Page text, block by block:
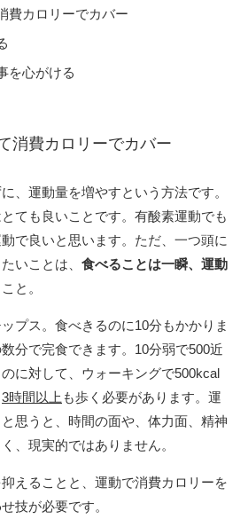
費カロリーでカバー
を心がける
消費カロリーでカバー
、運動量を増やすという方法です。
ても良いことです。有酸素運動でも
で良いと思います。ただ、一つ頭に
いことは、 食べることは一瞬、運動
と。
プス。食べきるのに10分もかかりま
分で完食できます。10分弱で500近
に対して、ウォーキングで500kcal
3時間以上も歩く必要があります。運
思うと、時間の面や、体力面、精神
、現実的ではありません。
えることと、運動で消費カロリーを
技が必要です。